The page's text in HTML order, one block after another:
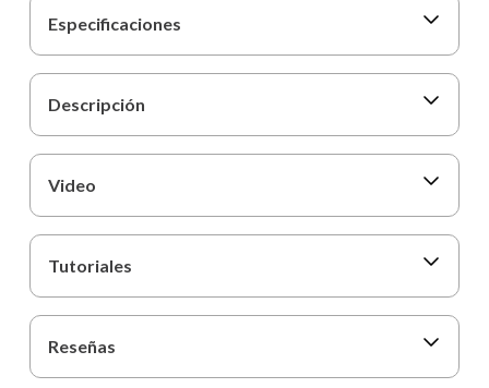
Especificaciones
Descripción
Video
Tutoriales
Reseñas